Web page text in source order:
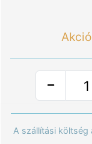
A szállítási költség